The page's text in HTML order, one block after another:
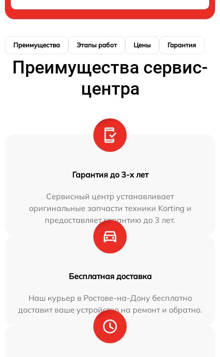
Преимущества Этапы работ Цены Гарантия
Преимущества сервис-
центра
Гарантия до 3-х лет
Сервисный центр устанавливает
оригинальные запчасти техники Korting и
предоставляет гарантию до 3 лет.
Бесплатная доставка
Наш курьер в Ростове-на-Дону бесплатно
доставит ваше устройство на ремонт и обратно.